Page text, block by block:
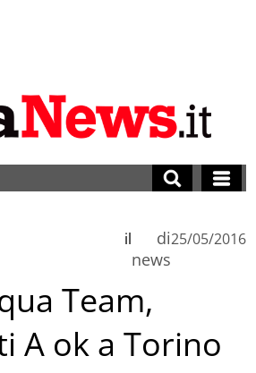
di
news
il 25/05/2016
Team,
A ok a Torino